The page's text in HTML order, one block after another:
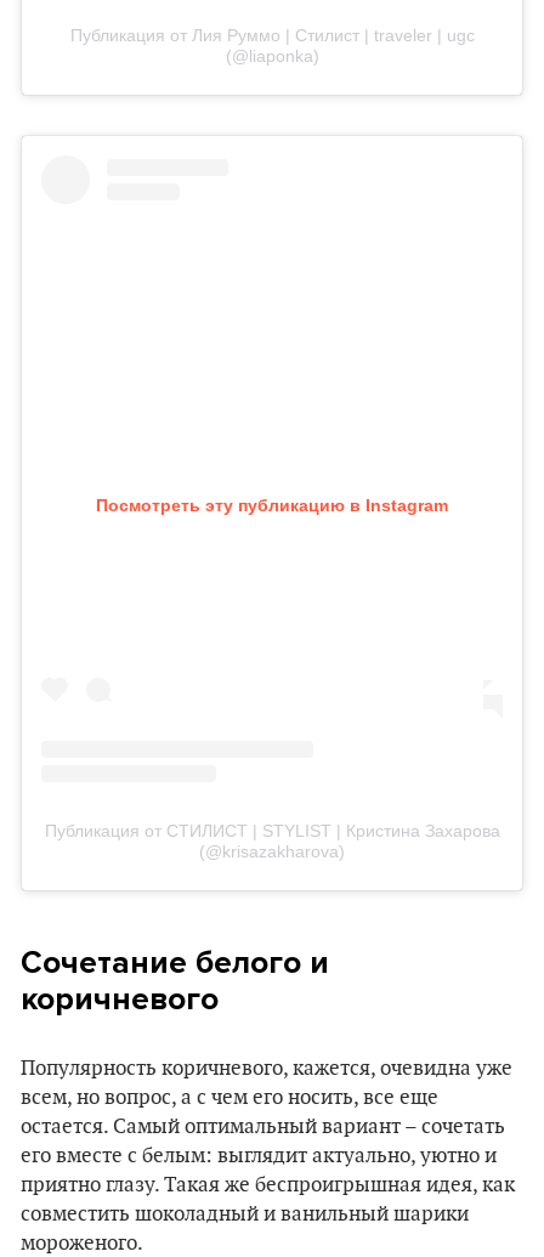
Публикация от Лия Руммо | Стилист | traveler | ugc
(@liaponka)
Посмотреть эту публикацию в Instagram
Публикация от СТИЛИСТ | STYLIST | Кристина Захарова
(@krisazakharova)
Сочетание белого и
коричневого
Популярность коричневого, кажется, очевидна уже
всем, но вопрос, а с чем его носить, все еще
остается. Самый оптимальный вариант – сочетать
его вместе с белым: выглядит актуально, уютно и
приятно глазу. Такая же беспроигрышная идея, как
совместить шоколадный и ванильный шарики
мороженого.